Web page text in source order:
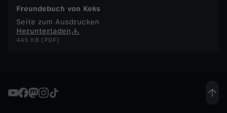
a
k
e
Freundebuch von Keks
Seite zum Ausdrucken
Herunterladen
445 KB (PDF)